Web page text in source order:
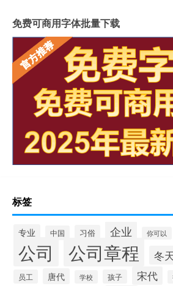
免费可商用字体批量下载
标签
专业 中国 习俗 企业 你可以
公司 公司章程 冬
员工 唐代 学校 孩子 宋代